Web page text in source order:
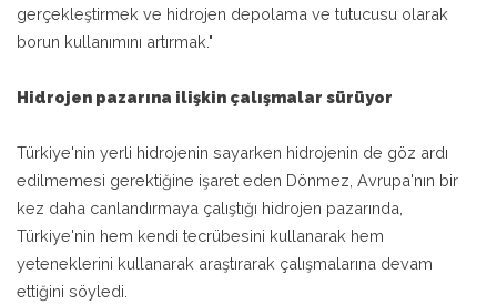
gerçekleştirmek ve hidrojen depolama ve tutucusu olarak
borun kullanımını artırmak."
Hidrojen pazarına ilişkin çalışmalar sürüyor
Türkiye'nin yerli hidrojenin sayarken hidrojenin de göz ardı
edilmemesi gerektiğine işaret eden Dönmez, Avrupa'nın bir
kez daha canlandırmaya çalıştığı hidrojen pazarında,
Türkiye'nin hem kendi tecrübesini kullanarak hem
yeteneklerini kullanarak araştırarak çalışmalarına devam
ettiğini söyledi.